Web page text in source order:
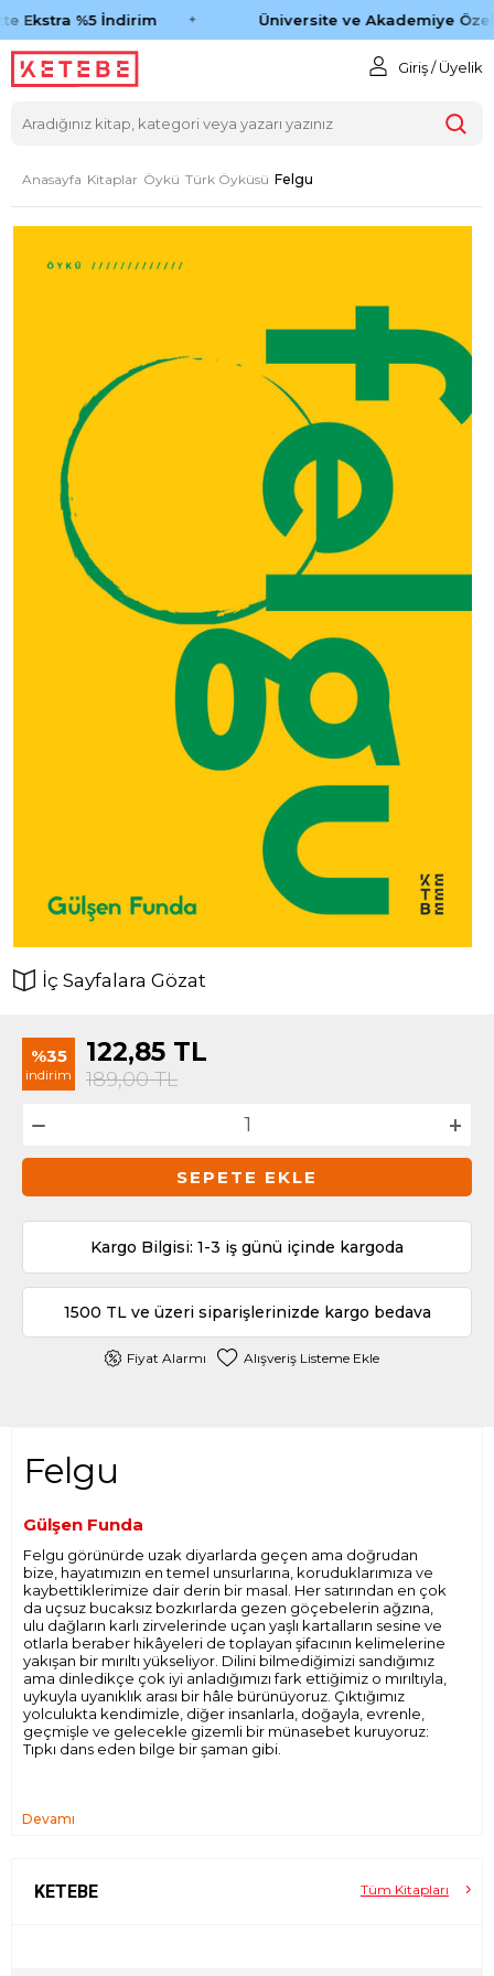
Ekstra %5 İndirim Üniversite ve Akademiye Özel
Giriş / Üyelik
Anasayfa Kitaplar Öykü Türk Öyküsü Felgu
İç Sayfalara Gözat
%35
indirim
122,85 TL
189,00TL
SEPETE EKLE
Kargo Bilgisi: 1-3 iş günü içinde kargoda
1500 TL ve üzeri siparişlerinizde kargo bedava
Fiyat Alarmı Alışveriş Listeme Ekle
Felgu
Gülşen Funda
Felgu görünürde uzak diyarlarda geçen ama doğrudan
bize, hayatımızın en temel unsurlarına, koruduklarımıza ve
kaybettiklerimize dair derin bir masal. Her satırından en çok
da uçsuz bucaksız bozkırlarda gezen göçebelerin ağzına,
ulu dağların karlı zirvelerinde uçan yaşlı kartalların sesine ve
otlarla beraber hikâyeleri de toplayan şifacının kelimelerine
yakışan bir mırıltı yükseliyor. Dilini bilmediğimizi sandığımız
ama dinledikçe çok iyi anladığımızı fark ettiğimiz o mırıltıyla,
uykuyla uyanıklık arası bir hâle bürünüyoruz. Çıktığımız
yolculukta kendimizle, diğer insanlarla, doğayla, evrenle,
geçmişle ve gelecekle gizemli bir münasebet kuruyoruz:
Tıpkı dans eden bilge bir şaman gibi.
Devamı
KETEBE Tüm Kitapları